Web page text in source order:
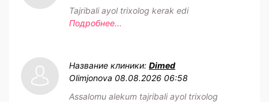
Tajribali ayol trixolog kerak edi
Подробнее...
Название клиники: Dimed
Olimjonova 08.08.2026 06:58
Assalomu alekum tajribali ayol trixolog